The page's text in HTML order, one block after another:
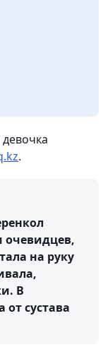
.
очевидцев,
на руку
В
от сустава